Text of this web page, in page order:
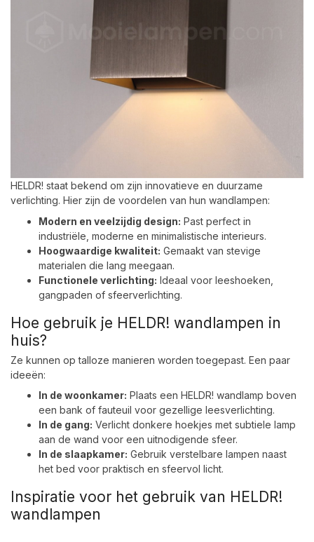
HELDR! staat bekend om zijn innovatieve en duurzame
verlichting. Hier zijn de voordelen van hun wandlampen:
Modern en veelzijdig design: Past perfect in
industriële, moderne en minimalistische interieurs.
Hoogwaardige kwaliteit: Gemaakt van stevige
materialen die lang meegaan.
Functionele verlichting: Ideaal voor leeshoeken,
gangpaden of sfeerverlichting.
Hoe gebruik je HELDR! wandlampen in
huis?
Ze kunnen op talloze manieren worden toegepast. Een paar
ideeën:
In de woonkamer: Plaats een HELDR! wandlamp boven
een bank of fauteuil voor gezellige leesverlichting.
In de gang: Verlicht donkere hoekjes met subtiele lamp
aan de wand voor een uitnodigende sfeer.
In de slaapkamer: Gebruik verstelbare lampen naast
het bed voor praktisch en sfeervol licht.
Inspiratie voor het gebruik van HELDR!
wandlampen